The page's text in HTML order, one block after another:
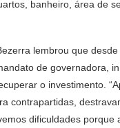
banheiro, área de
lembrou que
de governadora,
o investimento.
contrapartidas,
dificuldades porque